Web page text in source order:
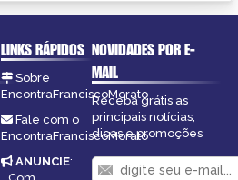
LINKS RÁPIDOS
Sobre
EncontraFranciscoMorato
Fale com o
EncontraFranciscoMorato
ANUNCIE:
NOVIDADES POR E-
MAIL
Receba grátis as
principais notícias,
dicas e promoções